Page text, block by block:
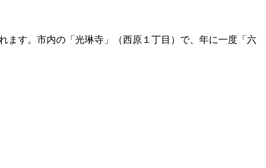
ます。市内の「光琳寺」（西原１丁目）で、年に一度「六